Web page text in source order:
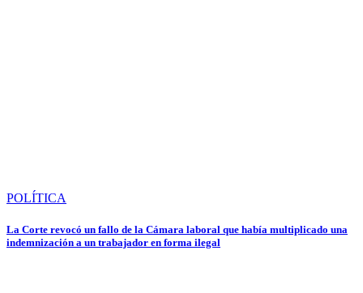
POLÍTICA
La Corte revocó un fallo de la Cámara laboral que había multiplicado una
indemnización a un trabajador en forma ilegal